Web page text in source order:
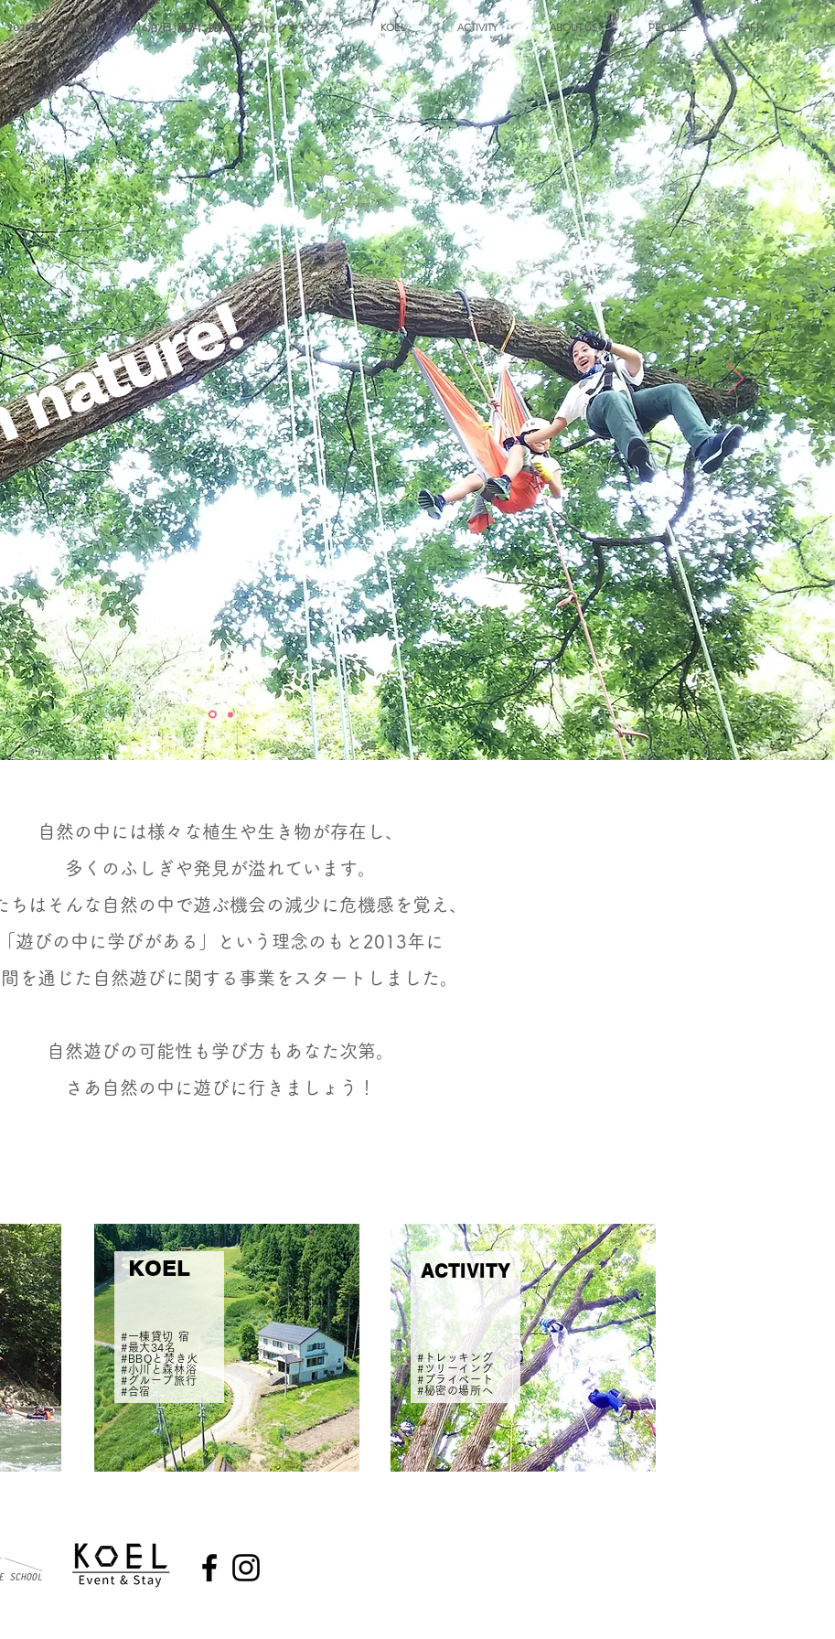
2026夏KIDZCAMP 6泊7日 | 限界に挑戦ロングハイクキャンプ KOEL ACTIVITY ABOUT US PEOPLE SAFTY
自然の中には様々な植生や生き物が存在し、
多くのふしぎや発見が溢れています。
ちはそんな自然の中で遊ぶ機会の減少に危機感を覚え、
「遊びの中に学びがある」という理念のもと2013年に
を通じた 自然遊びに関する事業をスタートしました。
自然遊びの可能性も学 び方もあなた次第。
さあ自然の中に遊びに行きましょう！
KOEL
#一棟貸切 宿
#最大34名
#BBQと焚き火
#小川と森林浴
#グループ旅行
#合宿
ACTIVITY
#トレッキング
#ツリーイング
#プライベート
#秘密の場所へ